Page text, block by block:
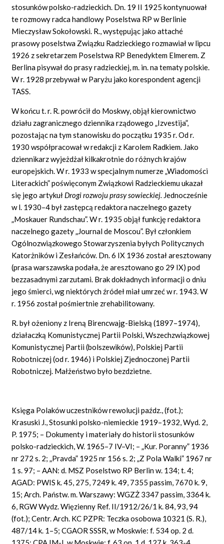
stosunków polsko-radzieckich. Dn. 19 II 1925 kontynuował
te rozmowy radca handlowy Poselstwa RP w Berlinie
Mieczysław Sokołowski. R., występując jako attaché
prasowy poselstwa Związku Radzieckiego rozmawiał w lipcu
1926 z sekretarzem Poselstwa RP Benedyktem Elmerem. Z
Berlina pisywał do prasy radzieckiej, m. in. na tematy polskie.
W r. 1928 przebywał w Paryżu jako korespondent agencji
TASS.
W końcu t. r. R. powrócił do Moskwy, objął kierownictwo
działu zagranicznego dziennika rządowego „Izvestija”,
pozostając na tym stanowisku do początku 1935 r. Od r.
1930 współpracował w redakcji z Karolem Radkiem. Jako
dziennikarz wyjeżdżał kilkakrotnie do różnych krajów
europejskich. W r. 1933 w specjalnym numerze „Wiadomości
Literackich” poświęconym Związkowi Radzieckiemu ukazał
się jego artykuł Drogi rozwoju prasy sowieckiej. Jednocześnie
w l. 1930–4 był zastępcą redaktora naczelnego gazety
„Moskauer Rundschau”. W r. 1935 objął funkcję redaktora
naczelnego gazety „Journal de Moscou”. Był członkiem
Ogólnozwiązkowego Stowarzyszenia byłych Politycznych
Katorżników i Zesłańców. Dn. 6 IX 1936 został aresztowany
(prasa warszawska podała, że aresztowano go 29 IX) pod
bezzasadnymi zarzutami. Brak dokładnych informacji o dniu
jego śmierci, wg niektórych źródeł miał umrzeć w r. 1943. W
r. 1956 został pośmiertnie zrehabilitowany.
R. był ożeniony z Ireną Birencwajg-Bielską (1897–1974),
działaczką Komunistycznej Partii Polski, Wszechzwiązkowej
Komunistycznej Partii (bolszewików), Polskiej Partii
Robotniczej (od r. 1946) i Polskiej Zjednoczonej Partii
Robotniczej. Małżeństwo było bezdzietne.
Księga Polaków uczestników rewolucji paźdz., (fot.);
Krasuski J., Stosunki polsko-niemieckie 1919–1932, Wyd. 2,
P. 1975; – Dokumenty i materiały do historii stosunków
polsko-radzieckich, W. 1965–7 IV–VI; – „Kur. Poranny” 1936
nr 272 s. 2; „Pravda” 1925 nr 156 s. 2; „Z Pola Walki” 1967 nr
1 s. 97; – AAN: d. MSZ Poselstwo RP Berlin w. 134; t. 4;
AGAD: PWIS k. 45, 275, 7249 k. 49, 7355 passim, 7670 k. 9,
15; Arch. Państw. m. Warszawy: WGZŻ 3347 passim, 3364 k.
6, RGW Wydz. Więzienny Ref. II/1912/26/1 k. 84, 93, 94
(fot.); Centr. Arch. KC PZPR: Teczka osobowa 10321 (S. R.),
487/14 k. 1–5; CGAOR SSSR, w Moskwie: f. 534 op. 2 d.